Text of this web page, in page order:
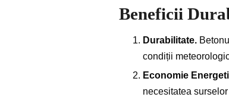
Beneficii
Durabilitate.
condiții
Economie
necesitatea